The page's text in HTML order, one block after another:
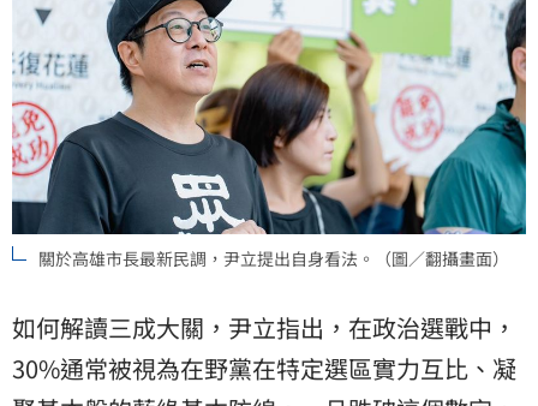
關於高雄市長最新民調，尹立提出自身看法。（圖／翻攝畫面）
如何解讀三成大關，尹立指出，在政治選戰中，
30%通常被視為在野黨在特定選區實力互比、凝